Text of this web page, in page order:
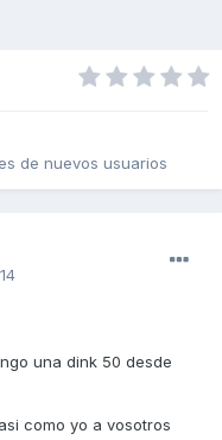
de nuevos usuarios
una dink 50 desde
como yo a vosotros